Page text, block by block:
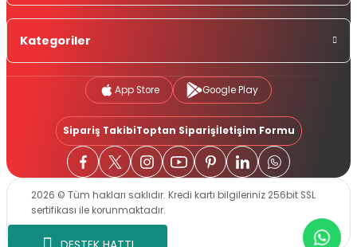
Kategoriler
App Store Google Play
Sipariş TakibiToptan Siparişİletişim Formu
2026 © Tüm hakları saklıdır. Kredi kartı bilgileriniz 256bit SSL
sertifikası ile korunmaktadır.